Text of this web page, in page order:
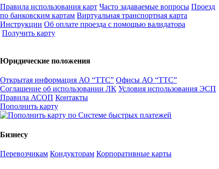
Правила использования карт Часто задаваемые вопросы Проезд
по банковским картам Виртуальная транспортная карта
Инструкции Об оплате проезда с помощью валидатора
Получить карту
Юридические положения
Открытая информация АО “ТТС” Офисы АО “ТТС”
Соглашение об использовании ЛК Условия использования ЭСП
Правила АСОП Контакты
Пополнить карту
Бизнесу
Перевозчикам Кондукторам Корпоративные карты